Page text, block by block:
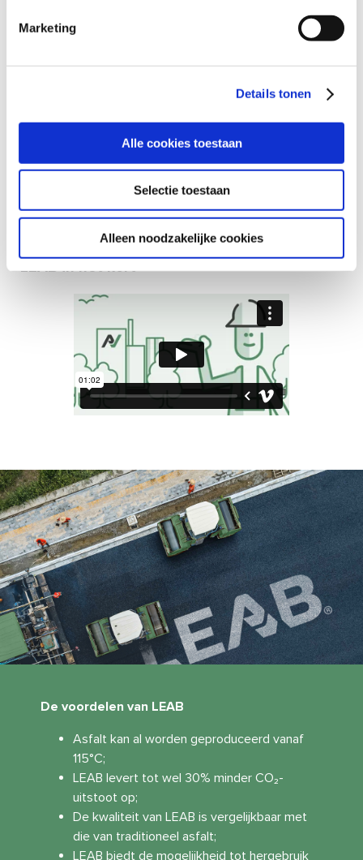
Marketing
Details tonen
Alle cookies toestaan
Selectie toestaan
Alleen noodzakelijke cookies
DZOAB 16 / 2L-ZOAB 16 (70/100)
LEAB in het kort
De voordelen van LEAB
Asfalt kan al worden geproduceerd vanaf
115°C;
LEAB levert tot wel 30% minder CO₂-
uitstoot op;
De kwaliteit van LEAB is vergelijkbaar met
die van traditioneel asfalt;
LEAB biedt de mogelijkheid tot hergebruik